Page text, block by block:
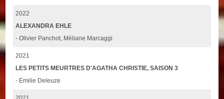
2022
ALEXANDRA EHLE
- Olivier Panchot, Méliane Marcaggi
2021
LES PETITS MEURTRES D'AGATHA CHRISTIE, SAISON 3
- Emilie Deleuze